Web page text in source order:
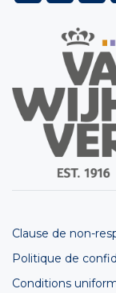
Clause de non-
Politique de
Conditions